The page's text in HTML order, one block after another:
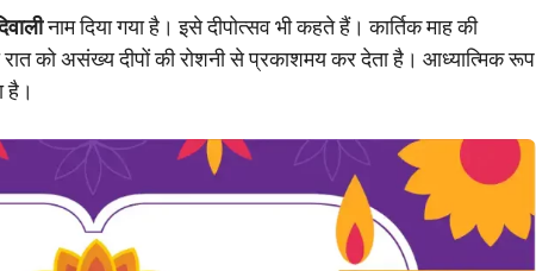
नाम दिया गया है। इसे दीपोत्सव भी कहते हैं। कार्तिक माह की
रात को असंख्य दीपों की रोशनी से प्रकाशमय कर देता है। आध्यात्मिक रूप
है।